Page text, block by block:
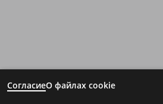
СогласиеО файлах cookie